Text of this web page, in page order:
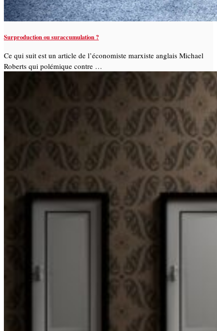
Surproduction ou suraccumulation ?
Ce qui suit est un article de l’économiste marxiste anglais Michael
Roberts qui polémique contre …